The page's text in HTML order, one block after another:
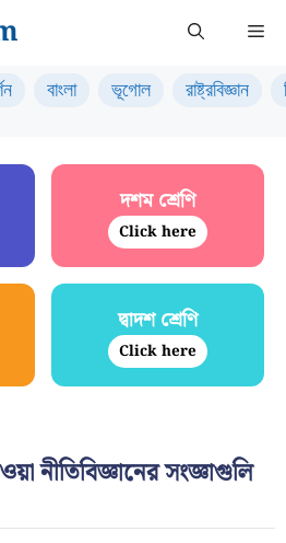
বাংলা ভূগোল রাষ্ট্রবিজ্ঞান
দশম শ্রেণি
Click here
দ্বাদশ শ্রেণি
Click here
নীতিবিজ্ঞানের সংজ্ঞাগুলি